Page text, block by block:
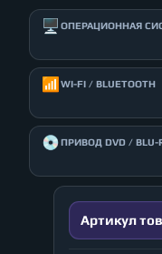
🖥️ ОПЕРАЦИОННАЯ
📶 WI-FI / BLUETOOTH
💿ПРИВОД DVD / BLU-
Артикул